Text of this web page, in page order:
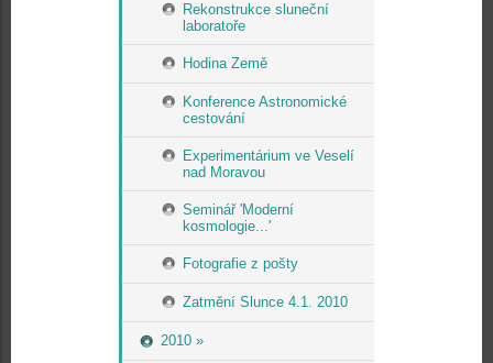
Rekonstrukce sluneční
laboratoře
Hodina Země
Konference Astronomické
cestování
Experimentárium ve Veselí
nad Moravou
Seminář 'Moderní
kosmologie...'
Fotografie z pošty
Zatmění Slunce 4.1. 2010
2010 »